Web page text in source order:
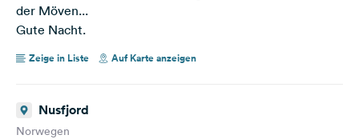
der Möven...
Gute Nacht.
Zeige in Liste Auf Karte anzeigen
Nusfjord
Norwegen